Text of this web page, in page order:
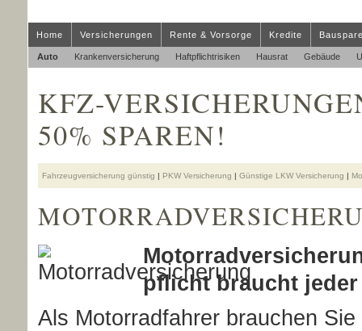
Home Versicherungen
Auto Kranken­ver­si­che­rung Haft­pflichtrisiken Hausrat Gebäude
Rente & Vorsorge Kredite
KFZ-
50% SPAREN!
Fahrzeugversicherung günstig | PKW Versicherung | Günstige LKW Versicherung |
pflicht braucht
Als Motorradfahrer brauchen